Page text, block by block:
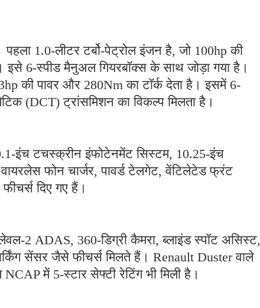
1.0-लीटर टर्बो-पेट्रोल इंजन है, जो 100hp की
6-स्पीड मैनुअल गियरबॉक्स के साथ जोड़ा गया है।
की पावर और 280Nm का टॉर्क देता है। इसमें 6-
(DCT) ट्रांसमिशन का विकल्प मिलता है।
इंच टचस्क्रीन इंफोटेनमेंट सिस्टम, 10.25-इंच
फोन चार्जर, पावर्ड टेलगेट, वेंटिलेटेड फ्रंट
दिए गए हैं।
2 ADAS, 360-डिग्री कैमरा, ब्लाइंड स्पॉट असिस्ट,
सेंसर जैसे फीचर्स मिलते हैं। Renault Duster वाले
में 5-स्टार सेफ्टी रेटिंग भी मिली है।